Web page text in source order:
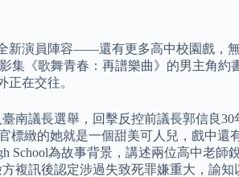
演員陣容——還有更多高中校園戲，
集《歌舞青春：再譜樂曲》的男主角
在交往。
南議長選舉，回擊反控前議長郭信良
標緻的她就是一個甜美可人兒，戲中還
School為故事背景，講述兩位高中老
複訊後認定涉過失致死罪嫌重大，諭知